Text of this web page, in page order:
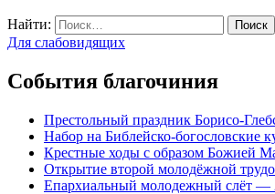
Найти:
Для слабовидящих
События благочиния
Престольный праздник Борисо-
Набор на Библейско-богословские
Крестные ходы с образом Божией
Открытие второй молодёжной
Епархиальный молодежный слёт —